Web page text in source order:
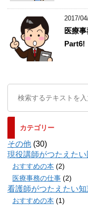
2017/
医療
Part6!
カテゴリー
その他 (30)
現役講師がつたえた
おすすめの本 (2)
医療事務の仕事 (2)
看護師がつたえたい知
おすすめの本 (1)